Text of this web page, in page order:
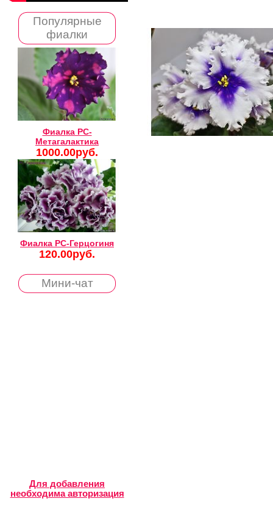
Популярные
фиалки
Фиалка РС-
Метагалактика
1000.00руб.
Фиалка РС-Герцогиня
120.00руб.
Мини-чат
Для добавления
необходима авторизация